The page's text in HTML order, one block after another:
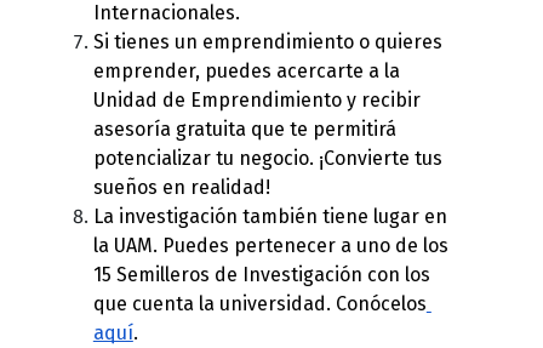
Internacionales.
Si tienes un emprendimiento o quieres
emprender, puedes acercarte a la
Unidad de Emprendimiento y recibir
asesoría gratuita que te permitirá
potencializar tu negocio. ¡Convierte tus
sueños en realidad!
La investigación también tiene lugar en
la UAM. Puedes pertenecer a uno de los
15 Semilleros de Investigación con los
que cuenta la universidad. Conócelos
aquí.